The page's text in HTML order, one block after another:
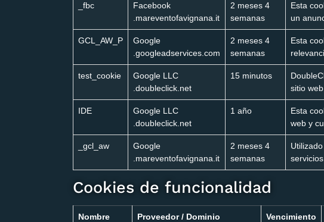
_fbc
Facebook
.mareventofavignana.it
2 meses 4
semanas
Esta
un
GCL_AW_P
Google
.googleadservices.com
2 meses 4
semanas
Esta
test_cookie
Google LLC
.doubleclick.net
15 minutos
sitio
IDE
Google LLC
.doubleclick.net
1 año
Esta
web y
_gcl_aw
Google
.mareventofavignana.it
2 meses 4
semanas
servicios.
Cookies de funcionalidad
Nombre Proveedor / Dominio Vencimiento